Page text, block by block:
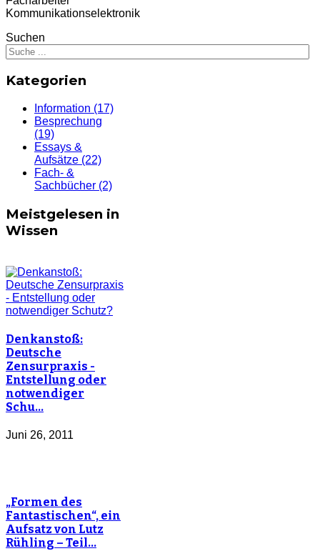
Kommunikationselektronik
Suchen
Kategorien
Information (17)
Besprechung
(19)
Essays &
Aufsätze (22)
Fach- &
Sachbücher (2)
Meistgelesen in
Wissen
Denkanstoß:
Deutsche
Zensurpraxis -
Entstellung oder
notwendiger
Schu…
Juni 26, 2011
„Formen des
Fantastischen“, ein
Aufsatz von Lutz
Rühling – Teil…